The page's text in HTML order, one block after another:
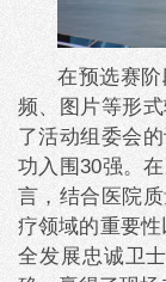
在预选赛
频、图片等形
了活动组委会
功入围30强。
言，结合医院
疗领域的重要
全发展忠诚卫